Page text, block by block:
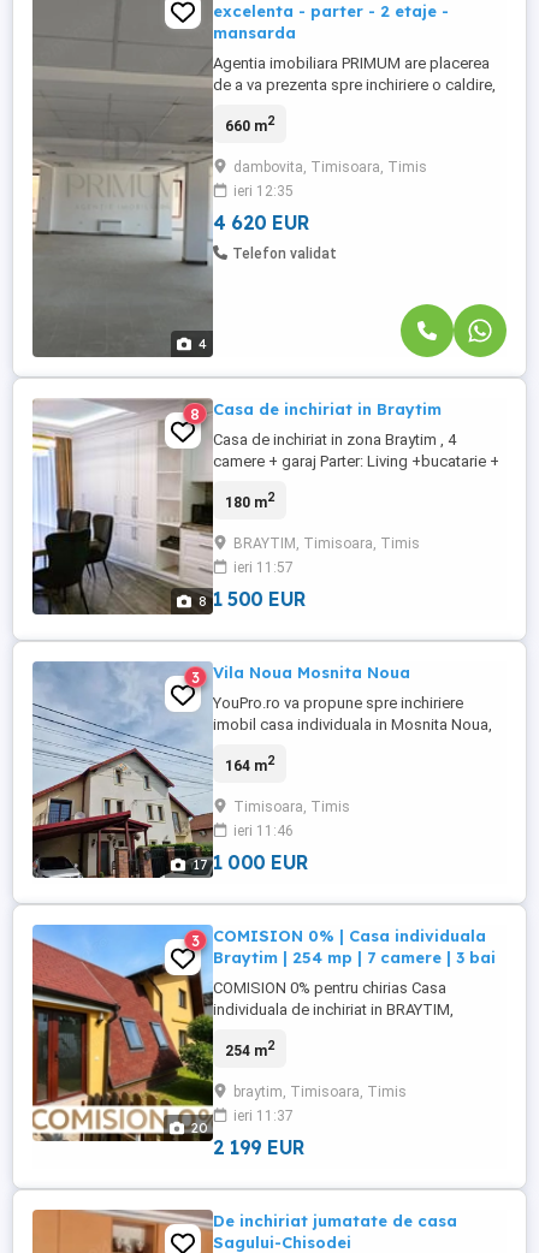
4
excelenta - parter - 2 etaje -
mansarda
Agentia imobiliara PRIMUM are placerea
de a va prezenta spre inchiriere o caldire,
Timisoara, Zona Dambovitei, zona
principalele puncte de interes: multiple
mijloace de transport in comun; acces
rapid catre supermarketuri, ...
660 m2
dambovita, Timisoara, Timis
ieri 12:35
4 620 EUR
Telefon validat
8
8 Casa de inchiriat in Braytim
Casa de inchiriat in zona Braytim , 4
camere + garaj Parter: Living +bucatarie +
Casa este utilata si mobilata lux Pret 1500
180 m2
BRAYTIM, Timisoara, Timis
ieri 11:57
1 500 EUR
17
3 Vila Noua Mosnita Noua
YouPro.ro va propune spre inchiriere
imobil casa individuala in Mosnita Noua,
Timisoara). 5 cam., teren 333, mp., 2009.
rezidentiala linistita, strada asfaltata, cu
toate utilitatile (curent electric, apa, gaz,
canalizare), incalzire ...
164 m2
Timisoara, Timis
ieri 11:46
1 000 EUR
20
3
COMISION 0% | Casa individuala
Braytim | 254 mp | 7 camere | 3 bai
COMISION 0% pentru chirias Casa
individuala de inchiriat in BRAYTIM,
controlat si o singura intrare, intr-o zona
impresioneaza prin suprafata generoasa,
compartimentarea versatila si terenul de
1300 mp, fiind potrivita atat ...
254 m2
braytim, Timisoara, Timis
ieri 11:37
2 199 EUR
De inchiriat jumatate de casa
Sagului-Chisodei